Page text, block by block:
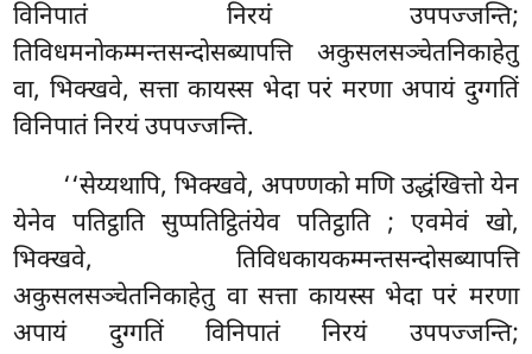
विनिपातं निरयं उपपज्जन्ति;
तिविधमनोकम्मन्तसन्दोसब्यापत्ति अकुसलसञ्चेतनिकाहेतु
वा, भिक्खवे, सत्ता कायस्स भेदा परं मरणा अपायं दुग्गतिं
विनिपातं निरयं उपपज्जन्ति.
‘‘सेय्यथापि, भिक्खवे, अपण्णको मणि उद्धंखित्तो येन
येनेव पतिट्ठाति सुप्पतिट्ठितंयेव पतिट्ठाति ; एवमेवं खो,
भिक्खवे, तिविधकायकम्मन्तसन्दोसब्यापत्ति
अकुसलसञ्चेतनिकाहेतु वा सत्ता कायस्स भेदा परं मरणा
अपायं दुग्गतिं विनिपातं निरयं उपपज्जन्ति;